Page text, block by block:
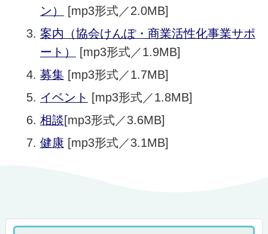
ン）
[mp3形式／2.0MB]
案内（協会けんぽ・商業活性化事業サポ
ート）
[mp3形式／1.9MB]
募集 [mp3形式／1.7MB]
イベント
[mp3形式／1.8MB]
相談[mp3形式／3.6MB]
健康 [mp3形式／3.1MB]